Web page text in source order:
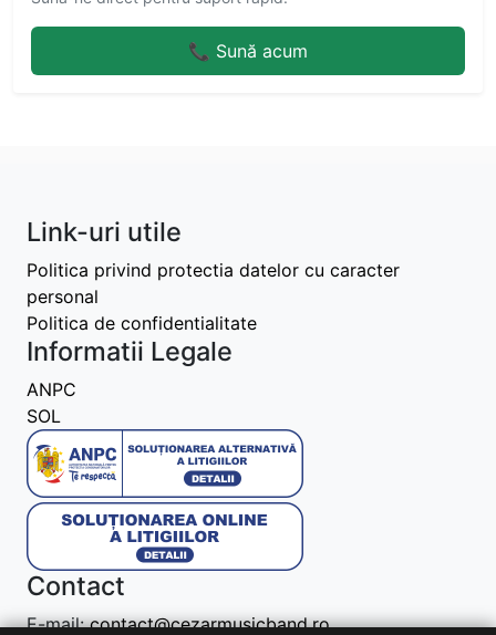
📞 Sună acum
Link-uri utile
Politica privind protectia datelor cu caracter
personal
Politica de confidentialitate
Informatii Legale
ANPC
SOL
Contact
E-mail:contact@cezarmusicband.ro